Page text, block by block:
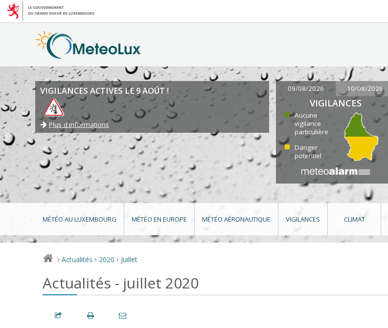
VIGILANCES ACTIVES LE 9 AOÛT !
Plus d'informations
09/08/2026 10/08/2026
VIGILANCES
Aucune
vigilance
particulière
Danger
potentiel
MÉTÉO AU LUXEMBOURG MÉTÉO EN EUROPE MÉTÉO AÉRONAUTIQUE VIGILANCES CLIMAT
> Actualités > 2020 > Juillet
Actualités - juillet 2020